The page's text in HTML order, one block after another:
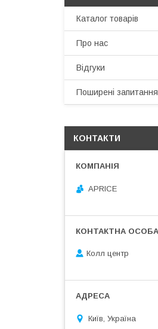
Каталог товарів
Про нас
Відгуки
Поширені запитання
КОНТАКТИ
APRICE
Колл центр
Київ, Україна